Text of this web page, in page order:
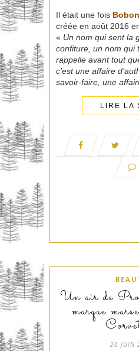
Il était une fois
créée en août 2016
« Un nom qui sent la
confiture, un nom qui
rappelle avant tout
c’est une affaire
savoir-faire, une
LIRE LA
Un air de
marque
20 JUIN